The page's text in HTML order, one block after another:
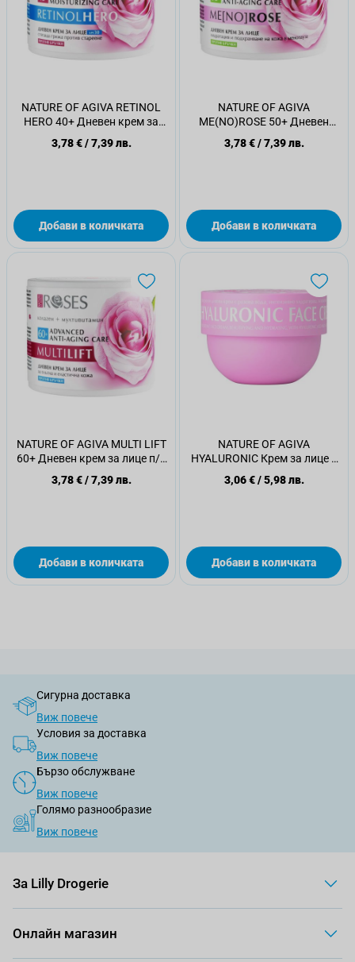
NATURE OF AGIVA RETINOL
HERO 40+ Дневен крем за
3,78 €/7,39 лв.
Добави в количката
NATURE OF AGIVA
ME(NO)ROSE 50+ Дневен
50мл
3,78 €/7,39 лв.
Добави в количката
NATURE OF AGIVA MULTI LIFT
60+ Дневен крем за лице п/в
3,78 €/7,39 лв.
Добави в количката
NATURE OF AGIVA
HYALURONIC Крем за лице с
3,06 €/5,98 лв.
Добави в количката
Сигурна доставка
Виж повече
Условия за доставка
Виж повече
Бързо обслужване
Виж повече
Голямо разнообразие
Виж повече
За Lilly Drogerie
Онлайн магазин